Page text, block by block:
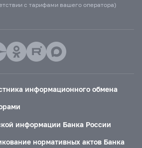
с тарифами вашего оператора)
информационного обмена
информации Банка России
нормативных актов Банка